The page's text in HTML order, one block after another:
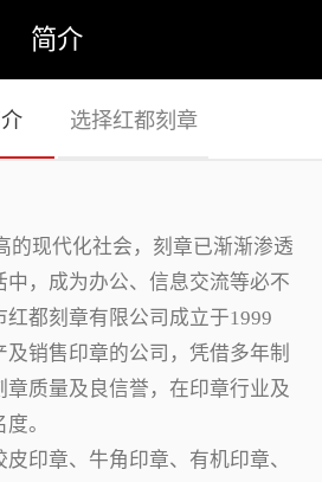
简介
选择红都刻章
现代化社会，刻章已渐渐渗透
中，成为办公、信息交流等必不
都刻章有限公司成立于1999
销售印章的公司，凭借多年制
质量及良信誉，在印章行业及
。
印章、牛角印章、有机印章、